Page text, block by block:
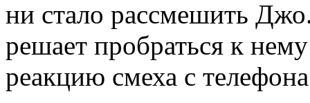
ни стало рассмешить
решает пробраться к
реакцию смеха с